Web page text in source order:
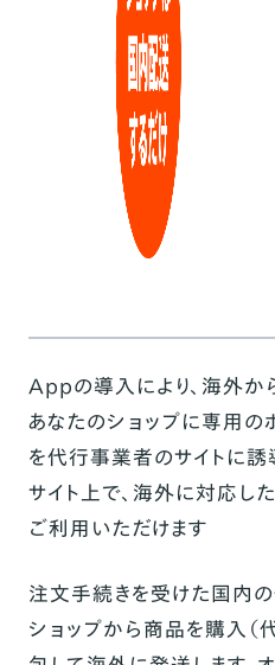
Appの導入により、海外か
あなたのショップに専用の
を代行事業者のサイトに
サイト上で、海外に対応
ご利用いただけます
注文手続きを受けた国内
ショップから商品を購入（